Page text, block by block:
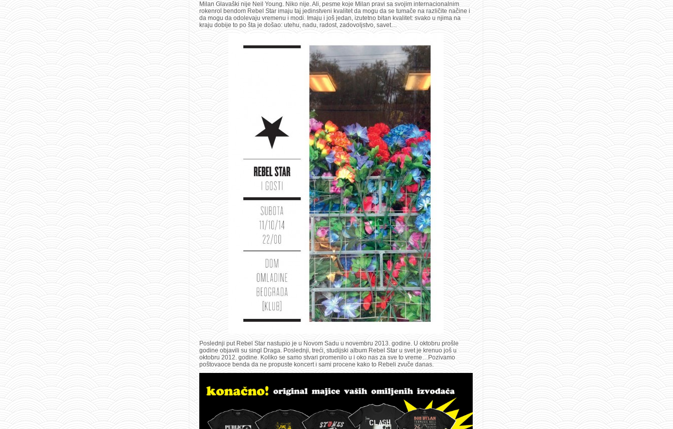
Milan Glavaški nije Neil Young. Niko nije. Ali, pesme koje Milan pravi sa svojim internacionalnim
rokenrol bendom Rebel Star imaju taj jedinstveni kvalitet da mogu da se tumače na različite načine i
da mogu da odolevaju vremenu i modi. Imaju i još jedan, izutetno bitan kvalitet: svako u njima na
kraju dobije to po šta je došao: utehu, nadu, radost, zadovoljstvo, savet…
Poslednji put Rebel Star nastupio je u Novom Sadu u novembru 2013. godine. U oktobru prošle
godine objavili su singl Draga. Poslednji, treći, studijski album Rebel Star u svet je krenuo još u
oktobru 2012. godine. Koliko se samo stvari promenilo u i oko nas za sve to vreme…Pozivamo
poštovaoce benda da ne propuste koncert i sami procene kako to Rebeli zvuče danas.